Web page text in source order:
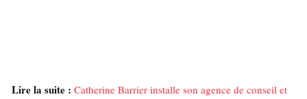
Lire la suite : Catherine Barrier installe son agence de conseil et